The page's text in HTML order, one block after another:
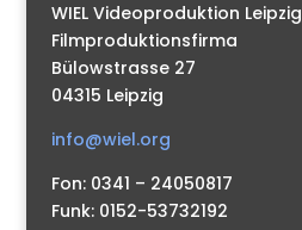
WIEL Videoproduktion Leipzig
Filmproduktionsfirma
Bülowstrasse 27
04315 Leipzig
info@wiel.org
Fon: 0341 – 24050817
Funk: 0152-53732192